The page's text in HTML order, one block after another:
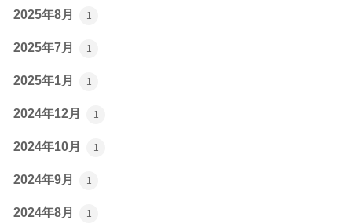
2025年8月 1
2025年7月 1
2025年1月 1
2024年12月 1
2024年10月 1
2024年9月 1
2024年8月 1